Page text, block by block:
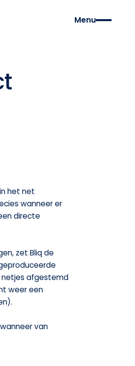
Menu
het net
wanneer er
directe
zet Bliq de
netjes afgestemd
weer een
van